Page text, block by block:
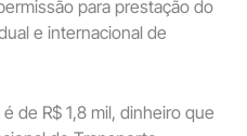
para prestação do
e internacional de
de R$ 1,8 mil, dinheiro que